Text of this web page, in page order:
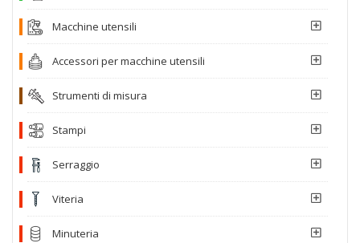
Macchine utensili
Accessori per macchine utensili
Strumenti di misura
Stampi
Serraggio
Viteria
Minuteria